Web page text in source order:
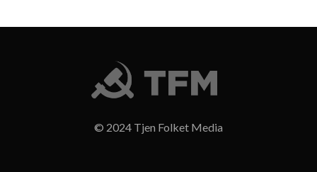
© 2024 Tjen Folket Media